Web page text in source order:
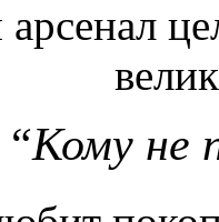
арсенал
“Кому не